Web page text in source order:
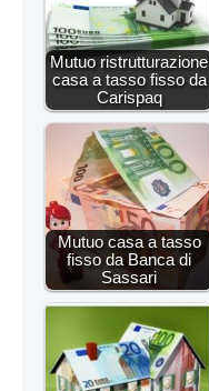
Mutuo ristrutturazione
casa a tasso fisso da
Carispaq
Mutuo casa a tasso
fisso da Banca di
Sassari